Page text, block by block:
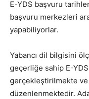
E-YDS başvuru
başvuru merkezleri
yapabiliyorlar.
Yabancı dil bilgisini
geçerliğe sahip E-
gerçekleştirilmekte ve
düzenlenmektedir.